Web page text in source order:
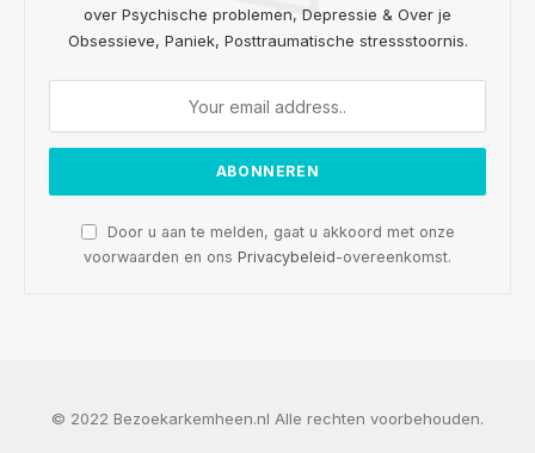
over Psychische problemen, Depressie & Over je
Obsessieve, Paniek, Posttraumatische stressstoornis.
Door u aan te melden, gaat u akkoord met onze
voorwaarden en ons Privacybeleid-overeenkomst.
© 2022 Bezoekarkemheen.nl Alle rechten voorbehouden.